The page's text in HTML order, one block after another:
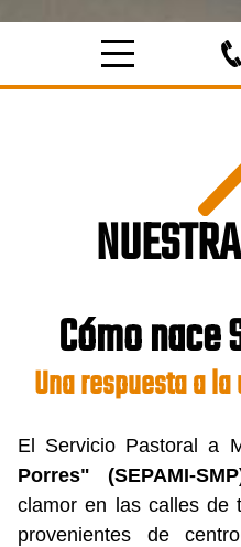
Cómo nace
Una respuesta a
El Servicio Pastoral a
Porres" (SEPAMI-
clamor en las calles de
provenientes de